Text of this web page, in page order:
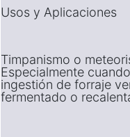
Usos y Aplicaciones
Timpanismo o
Especialmente
ingestión de forraje
fermentado o